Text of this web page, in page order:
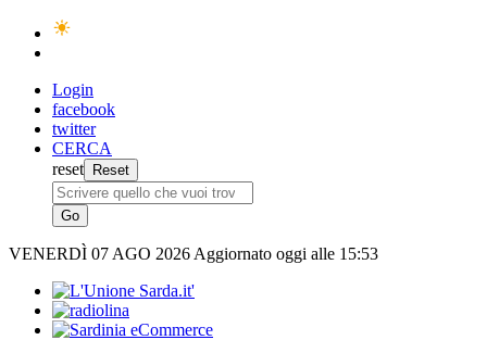
Login
facebook
twitter
CERCA
reset
VENERDÌ 07 AGO 2026 Aggiornato oggi alle 15:53